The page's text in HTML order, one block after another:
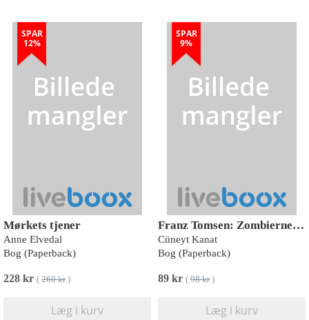
SPAR
12%
Mørkets tjener
Anne Elvedal
Bog (Paperback)
228 kr ( 260 kr)
Læg i kurv
SPAR
9%
Franz Tomsen: Zombiernes skræk
Cüneyt Kanat
Bog (Paperback)
89 kr ( 98 kr)
Læg i kurv